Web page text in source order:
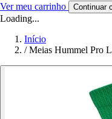
Ver meu carrinho Continuar
Loading...
Início
/ Meias Hummel Pro